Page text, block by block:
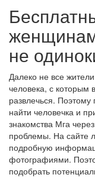
не
Далеко не все
человека, с которым
развлечься.
найти человечка и
знакомства Мга
проблемы. На сайте
подробную
фотографиями.
подобрать